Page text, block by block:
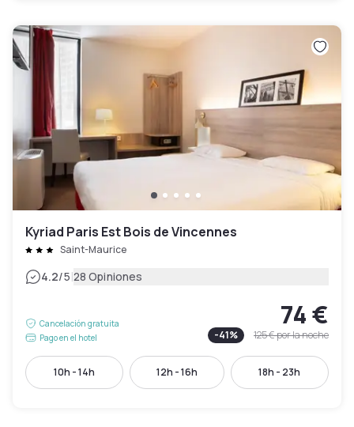
Kyriad Paris Est Bois de Vincennes
Saint-Maurice
4.2/5|28 Opiniones
Cancelación gratuita
Pago en el hotel
74 €
-41% 125 €por la noche
10h - 14h 12h - 16h 18h - 23h